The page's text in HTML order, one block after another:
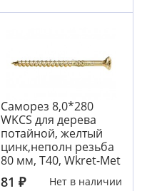
Саморез 8,0*280
WKCS для дерева
потайной, желтый
цинк,неполн резьба
80 мм, T40, Wkret-Met
81 ₽ Нет в наличии